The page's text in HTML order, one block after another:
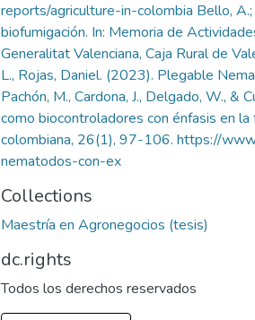
reports/agriculture-in-colombia Bello,
biofumigación. In: Memoria de
Generalitat Valenciana, Caja Rural de
L., Rojas, Daniel. (2023). Plegable
Pachón, M., Cardona, J., Delgado, W.,
como biocontroladores con énfasis en
colombiana, 26(1), 97-106. https://
nematodos-con-ex
Collections
Maestría en Agronegocios (tesis)
dc.rights
Todos los derechos reservados